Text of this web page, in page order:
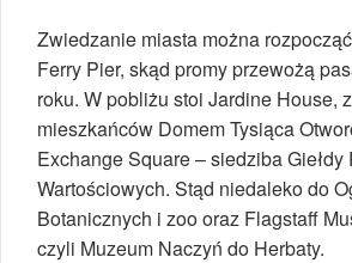
Zwiedzanie miasta można
Ferry Pier, skąd promy przewożą
roku. W pobliżu stoi Jardine House,
mieszkańców Domem Tysiąca
Exchange Square – siedziba Giełdy
Wartościowych. Stąd niedaleko do
Botanicznych i zoo oraz Flagstaff
czyli Muzeum Naczyń do Herbaty.